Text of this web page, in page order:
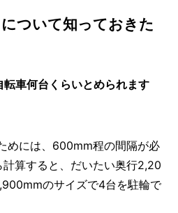
ついて知っておきた
車何台くらいとめられます
めには、600mm程の間隔が必
算すると、だいたい奥行2,20
のサイズで4台を駐輪で